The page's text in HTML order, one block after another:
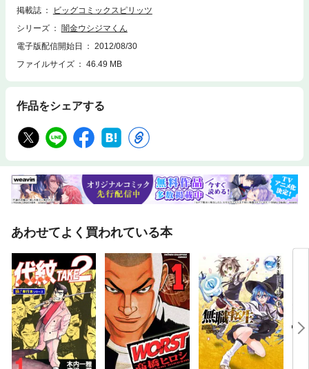
掲載誌
ビッグコミックスピリッツ
シリーズ
闇金ウシジマくん
電子版配信開始日
2012/08/30
ファイルサイズ
46.49 MB
作品をシェアする
あわせてよく買われている本